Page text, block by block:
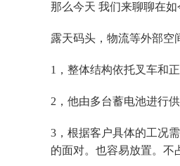
那么今天 我们来聊聊在
露天码头，物流等外部空
1，整体结构依托叉车和
2， 他由多台蓄电池进行
3，根据客户具体的工况
的面对。也容易放置。不